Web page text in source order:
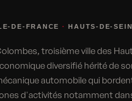
DE-FRANCE ·HAUTS-DE-
troisième ville des
diversifié hérité de
automobile qui
d'activités notamment